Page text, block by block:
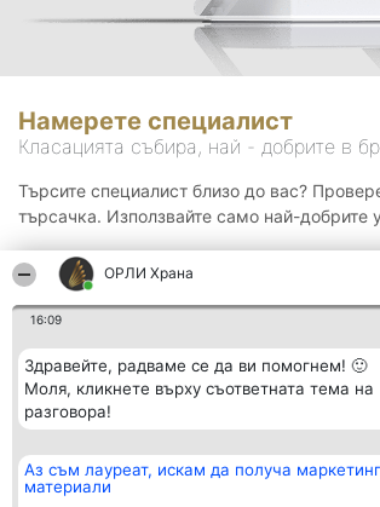
ОРЛИ Храна
16:09
Здравейте, радваме се да ви помогнем! 🙂
Моля, кликнете върху съответната тема на
разговора!
Аз съм лауреат, искам да получа
материали
Намерете специалист
Класацията събира, най - добрите в
Търсите специалист близо до вас?
търсачка. Използвайте само най-добрите
Организатор на
класиране
Класация